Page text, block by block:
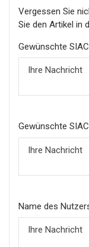
Vergessen Sie
Sie den Artikel in
Gewünschte
Gewünschte
Name des